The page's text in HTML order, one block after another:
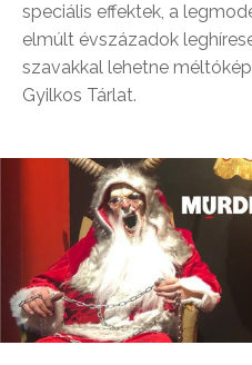
speciális effektek, a
elmúlt évszázadok
szavakkal lehetne
Gyilkos Tárlat.